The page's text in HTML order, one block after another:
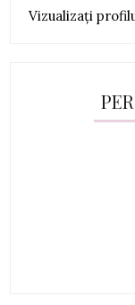
Vizualizați